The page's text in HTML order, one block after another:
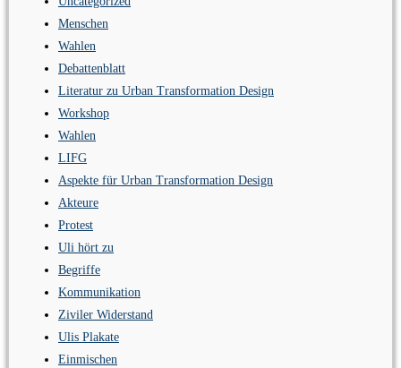
Menschen
Wahlen
Debattenblatt
Literatur zu Urban Transformation Design
Workshop
Wahlen
LIFG
Aspekte für Urban Transformation Design
Akteure
Protest
Uli hört zu
Begriffe
Kommunikation
Ziviler Widerstand
Ulis Plakate
Einmischen